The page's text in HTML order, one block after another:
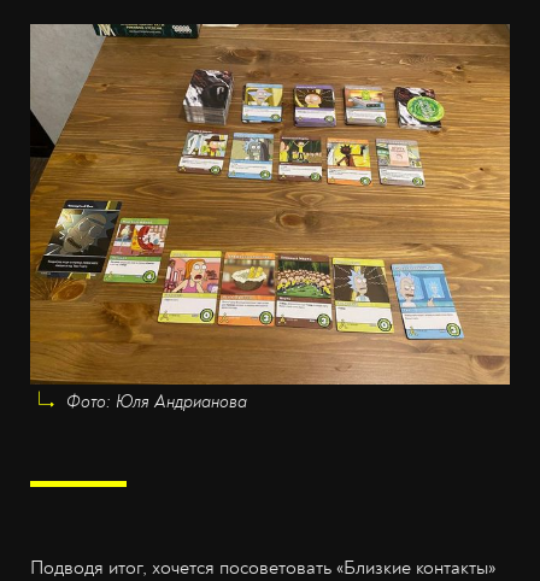
Фото: Юля Андрианова
Подводя итог, хочется посоветовать «Близкие контакты»